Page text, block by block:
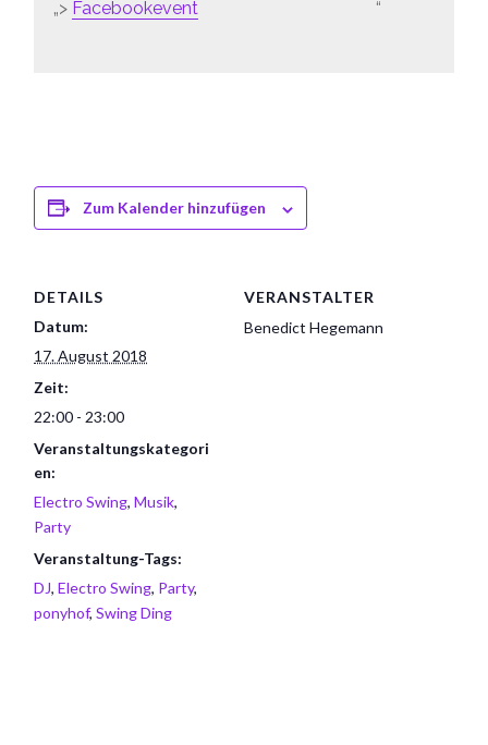
> Facebookevent
Zum Kalender hinzufügen
DETAILS
Datum:
17. August 2018
Zeit:
22:00 - 23:00
Veranstaltungskategori
en:
Electro Swing,Musik,
Party
Veranstaltung-Tags:
DJ,Electro Swing, Party,
ponyhof,Swing Ding
VERANSTALTER
Benedict Hegemann